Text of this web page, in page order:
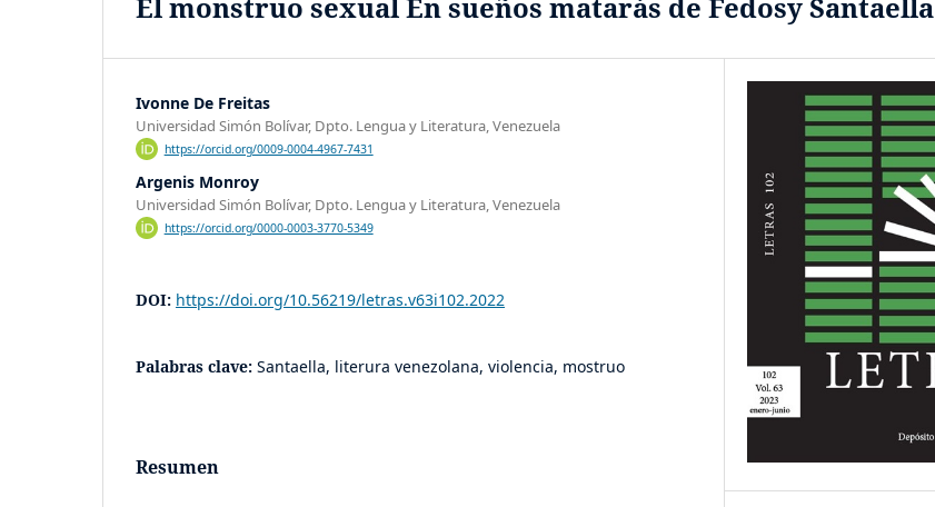
Ivonne De Freitas
Universidad Simón Bolívar, Dpto. Lengua y Literatura, Venezuela
https://orcid.org/0009-0004-4967-7431
Argenis Monroy
Universidad Simón Bolívar, Dpto. Lengua y Literatura, Venezuela
https://orcid.org/0000-0003-3770-5349
DOI: https://doi.org/10.56219/letras.v63i102.2022
Palabras clave: Santaella, literura venezolana, violencia, mostruo
Resumen